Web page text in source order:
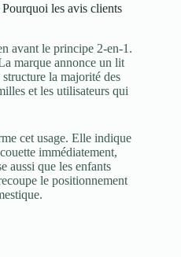
Pourquoi les avis clients
avant le principe 2-en-1.
marque annonce un lit
structure la majorité des
et les utilisateurs qui
cet usage. Elle indique
immédiatement,
aussi que les enfants
le positionnement